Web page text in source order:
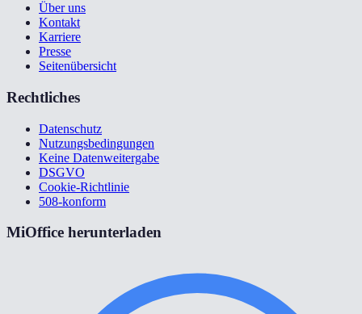
Über uns
Kontakt
Karriere
Presse
Seitenübersicht
Rechtliches
Datenschutz
Nutzungsbedingungen
Keine Datenweitergabe
DSGVO
Cookie-Richtlinie
508-konform
MiOffice herunterladen